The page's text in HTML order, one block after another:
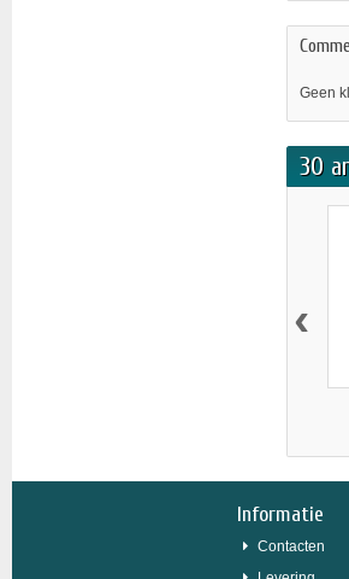
Geen
30
‹
Informatie
Contacten